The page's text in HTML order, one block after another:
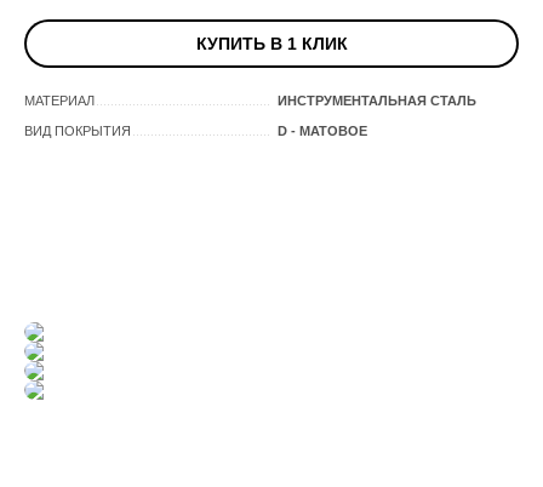
КУПИТЬ В 1 КЛИК
МАТЕРИАЛ ИНСТРУМЕНТАЛЬНАЯ СТАЛЬ
ВИД ПОКРЫТИЯ D - МАТОВОЕ